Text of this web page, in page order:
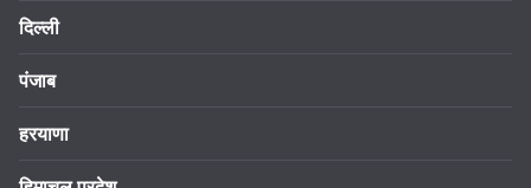
दिल्ली
पंजाब
हरयाणा